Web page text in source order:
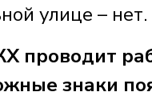
улице – нет.
проводит
знаки